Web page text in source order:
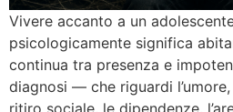
Vivere accanto a un
psicologicamente significa
continua tra presenza e
diagnosi — che riguardi